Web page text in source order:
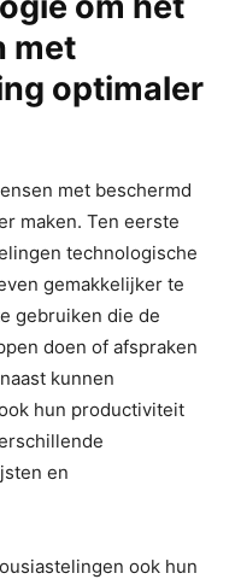
met
optimaler
met beschermd
maken. Ten eerste
technologische
gemakkelijker te
gebruiken die de
doen of afspraken
kunnen
hun productiviteit
en
ook hun